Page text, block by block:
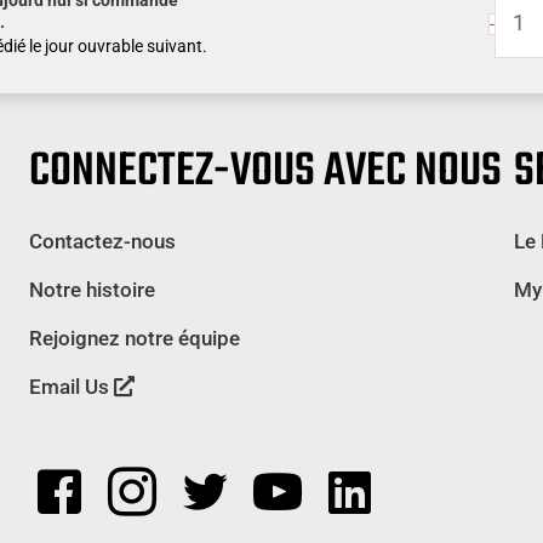
le jour ouvrable suivant.
-
de
CONNECTEZ-VOUS AVEC NOUS
Contactez-nous
Notre histoire
Rejoignez notre équipe
Email Us
Le